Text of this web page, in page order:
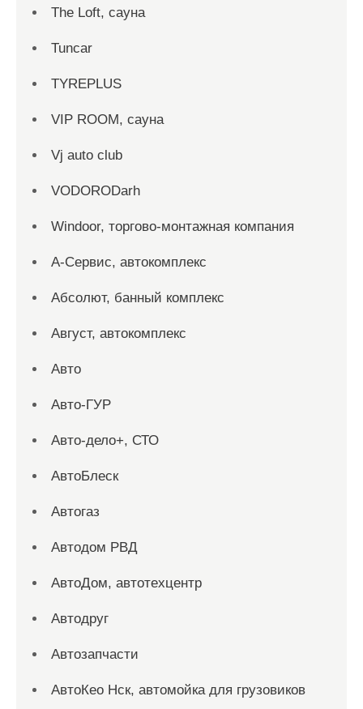
The Loft, сауна
Tuncar
TYREPLUS
VIP ROOM, сауна
Vj auto club
VODORODarh
Windoor, торгово-монтажная компания
А-Сервис, автокомплекс
Абсолют, банный комплекс
Август, автокомплекс
Авто
Авто-ГУР
Авто-дело+, СТО
АвтоБлеск
Автогаз
Автодом РВД
АвтоДом, автотехцентр
Автодруг
Автозапчасти
АвтоКео Нск, автомойка для грузовиков